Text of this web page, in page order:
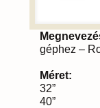
géphez –
Méret:
32”
40”